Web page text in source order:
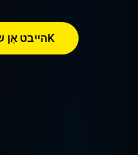
הייבט אָן שאַפֿן אין 4K